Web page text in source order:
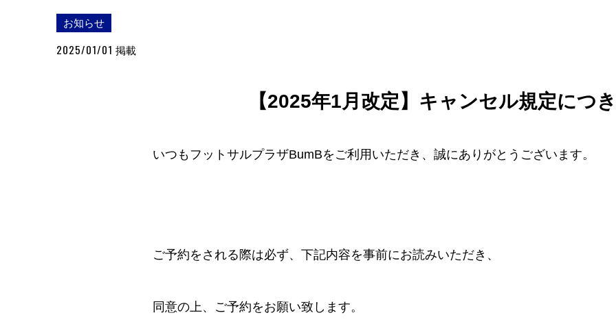
お知らせ
2025/01/01 掲載
【2025年1月改定】キャンセル規定につ
いつもフットサルプラザBumBをご利用いただき、誠にありがとうございます。
ご予約をされる際は必ず、 下記内容を事前にお読みいただき、
同意の上、ご予約をお願い致します。